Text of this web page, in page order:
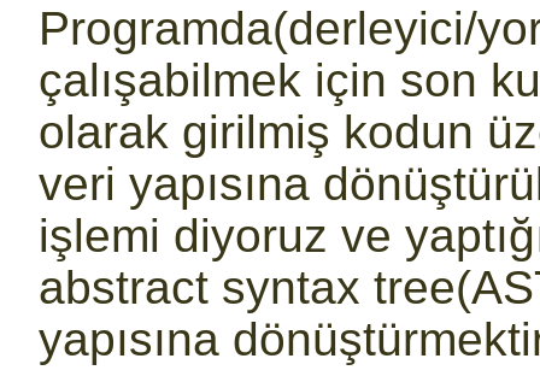
Programda(derleyici/
çalışabilmek için son
olarak girilmiş kodun
veri yapısına
işlemi diyoruz ve
abstract syntax
yapısına